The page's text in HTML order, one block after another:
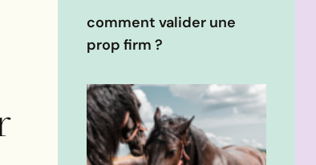
comment valider une
prop firm ?